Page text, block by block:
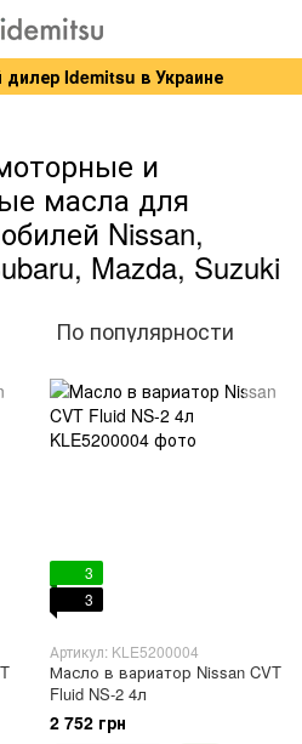
Idemitsu в Украине
и
масла для
Nissan,
Mazda, Suzuki
По популярности
3
3
Артикул: KLE5200004
Масло в вариатор Nissan CVT
Fluid NS-2 4л
2 752 грн